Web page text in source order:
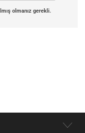
olmanız gerekli.